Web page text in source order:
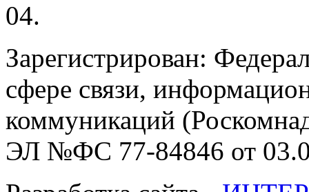
04.
Зарегистрирован:
сфере связи,
коммуникаций
ЭЛ №ФС 77-84846 от